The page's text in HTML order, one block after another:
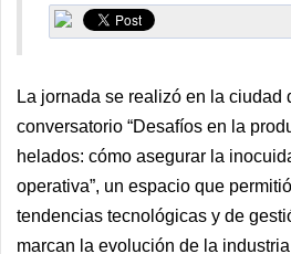
La jornada se realizó en la ciudad
conversatorio “Desafíos en la
helados: cómo asegurar la
operativa”, un espacio que
tendencias tecnológicas y de
marcan la evolución de la